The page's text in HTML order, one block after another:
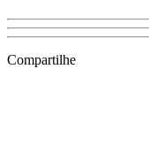
Compartilhe